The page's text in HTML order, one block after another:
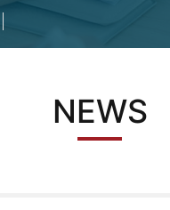
NEWS